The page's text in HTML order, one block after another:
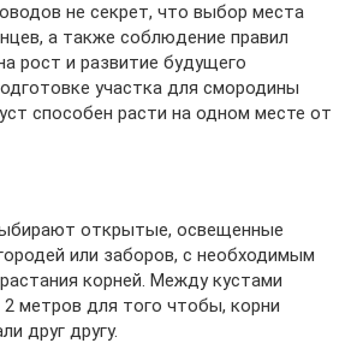
не секрет, что выбор места
а также соблюдение правил
рост и развитие будущего
участка для смородины
способен расти на одном месте от
открытые, освещенные
или заборов, с необходимым
корней. Между кустами
метров для того чтобы, корни
друг другу.